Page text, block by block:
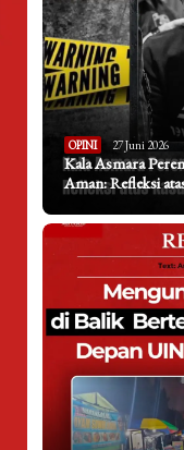
OPINI 27 Juni 2026
Kala Asmara
Aman: Refleksi